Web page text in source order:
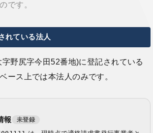
です。
れている法人
野尻字今田52番地)に登記されている
ース上では本法人のみです。
報 未登録